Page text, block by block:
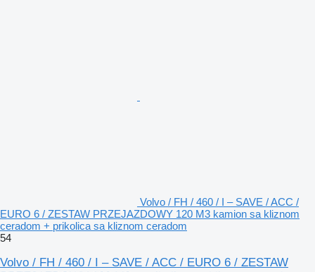
Volvo / FH / 460 / I – SAVE / ACC /
EURO 6 / ZESTAW PRZEJAZDOWY 120 M3 kamion sa kliznom
ceradom + prikolica sa kliznom ceradom
54
Volvo / FH / 460 / I – SAVE / ACC / EURO 6 / ZESTAW